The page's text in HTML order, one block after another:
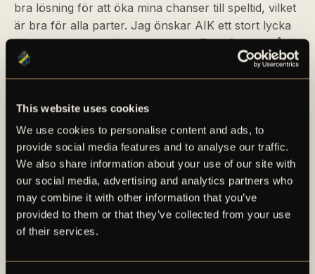
This website uses cookies
We use cookies to personalise content and ads, to
provide social media features and to analyse our traffic.
We also share information about your use of our site with
our social media, advertising and analytics partners who
may combine it with other information that you’ve
provided to them or that they’ve collected from your use
of their services.
bra lösning för att öka mina chanser till speltid, vilket
är bra för alla parter. Jag önskar AIK ett stort lycka
till med resten av säsongen, säger Tom Strannegård.
För en längre faktapresentation av Tom Strannegård,